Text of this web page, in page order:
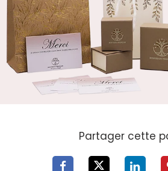
Partager cette